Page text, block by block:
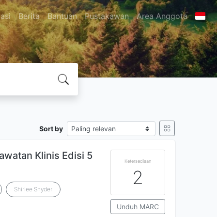
Berita Bantuan Pustakawan Area Anggota
Sort by
Klinis Edisi 5
Shirlee Snyder
Ketersediaan
2
Unduh MARC